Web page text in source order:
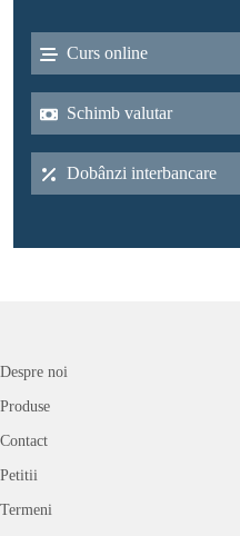
Curs online
Schimb valutar
Dobânzi interbancare
Despre noi
Produse
Contact
Petitii
Termeni